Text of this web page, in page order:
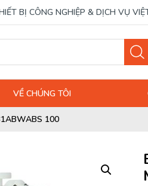
BỊ CÔNG NGHIỆP & DỊCH VỤ
VỀ CHÚNG TÔI
100